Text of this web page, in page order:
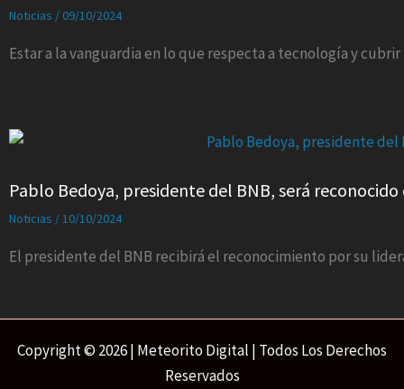
Noticias / 09/10/2024
Estar a la vanguardia en lo que respecta a tecnología y
Pablo Bedoya, presidente del BNB, será
Noticias /10/10/2024
El presidente del BNB recibirá el reconocimiento por su
Copyright © 2026 | Meteorito Digital | Todos Los Derechos
Reservados